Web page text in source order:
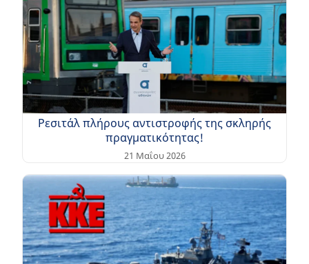
Ρεσιτάλ πλήρους αντιστροφής της σκληρής
πραγματικότητας!
21 Μαΐου 2026